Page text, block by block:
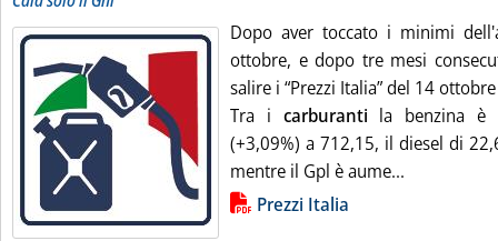
Dopo aver toccato i minimi
ottobre, e dopo tre mesi
salire i “Prezzi Italia” del 14
Tra i carburanti la benzina è
(+3,09%) a 712,15, il diesel di
mentre il Gpl è aume...
Lista allegati PDF alla notizia
Prezzi Italia